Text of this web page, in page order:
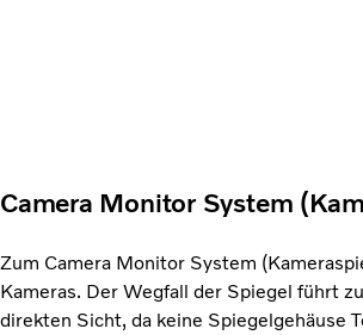
Camera Monitor System
Zum Camera Monitor System
Kameras. Der Wegfall der Spiegel führt
direkten Sicht, da keine Spiegelgehäuse